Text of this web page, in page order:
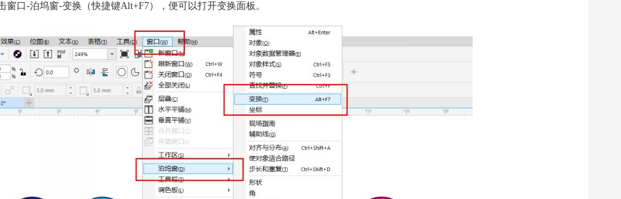
窗口-泊坞窗-变换（快捷键Alt+F7），便可以打开变换面板。